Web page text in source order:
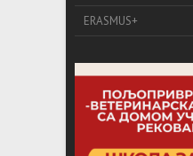
ERASMUS+